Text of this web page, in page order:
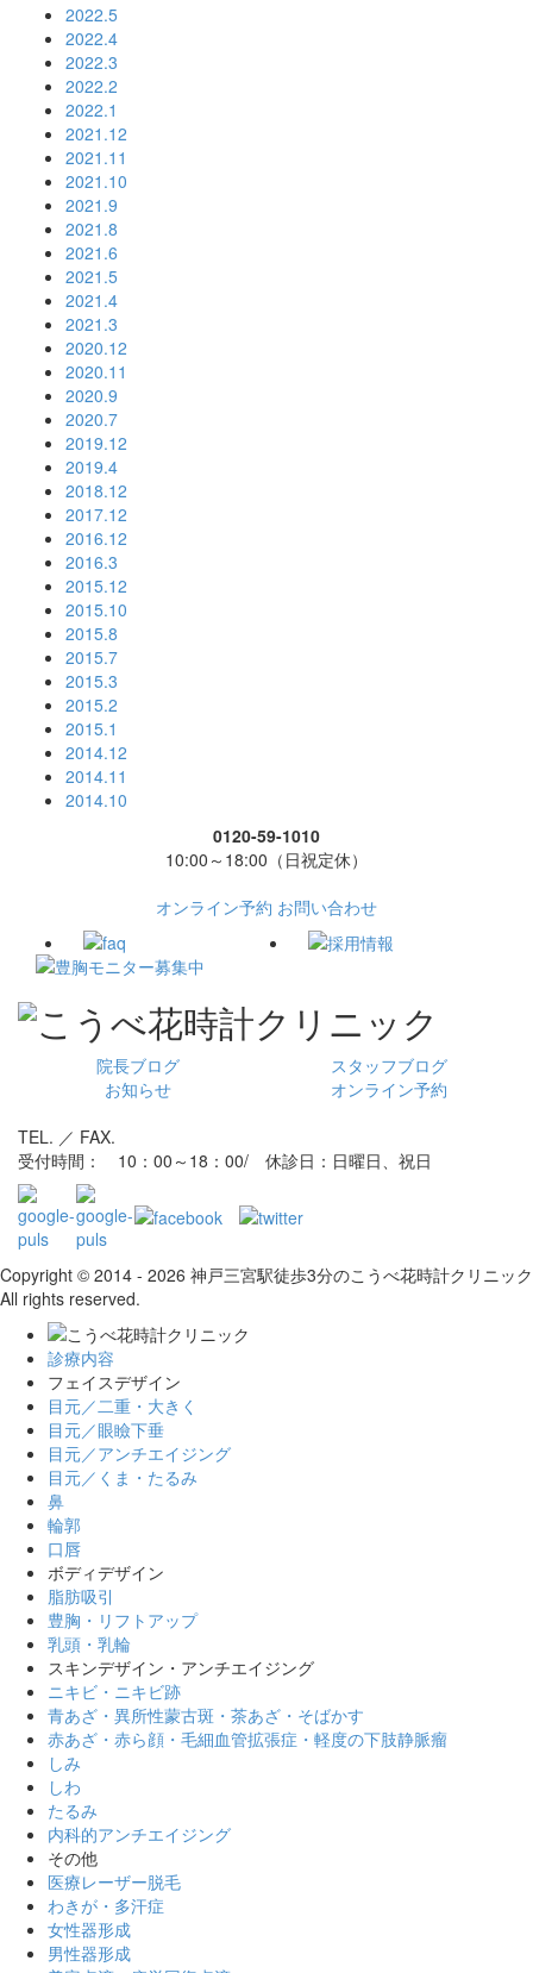
2022.5
2022.4
2022.3
2022.2
2022.1
2021.12
2021.11
2021.10
2021.9
2021.8
2021.6
2021.5
2021.4
2021.3
2020.12
2020.11
2020.9
2020.7
2019.12
2019.4
2018.12
2017.12
2016.12
2016.3
2015.12
2015.10
2015.8
2015.7
2015.3
2015.2
2015.1
2014.12
2014.11
2014.10
0120-59-1010
10:00～18:00（日祝定休）
オンライン予約 お問い合わせ
院長ブログ
スタッフブログ
お知らせ
オンライン予約
TEL. ／ FAX.
受付時間： 10：00～18：00/ 休診日：日曜日、祝日
Copyright © 2014 - 2026 神戸三宮駅徒歩3分のこうべ花時計クリニック
All rights reserved.
診療内容
フェイスデザイン
目元／二重・大きく
目元／眼瞼下垂
目元／アンチエイジング
目元／くま・たるみ
鼻
輪郭
口唇
ボディデザイン
脂肪吸引
豊胸・リフトアップ
乳頭・乳輪
スキンデザイン・アンチエイジング
ニキビ・ニキビ跡
青あざ・異所性蒙古斑・茶あざ・そばかす
赤あざ・赤ら顔・毛細血管拡張症・軽度の下肢静脈瘤
しみ
しわ
たるみ
内科的アンチエイジング
その他
医療レーザー脱毛
わきが・多汗症
女性器形成
男性器形成